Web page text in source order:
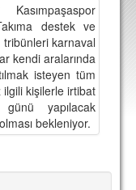
Kasımpaşaspor
destek ve
tribünleri karnaval
kendi aralarında
isteyen tüm
ilgili kişilerle irtibat
yapılacak
bekleniyor.